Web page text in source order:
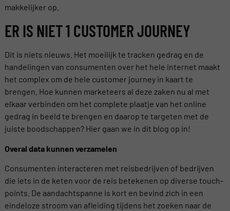
makkelijker op.
ER IS NIET 1 CUSTOMER JOURNEY
Dit is niets nieuws. Het moeilijk te tracken gedrag en de
handelingen van consumenten over het hele internet maakt
het complex om de hele customer journey in kaart te
brengen. Hoe kunnen marketeers al deze zaken nu al met
elkaar verbinden om het complete plaatje van het online
gedrag in beeld te brengen en daarop te targeten met de
juiste boodschappen? Hier gaan we in dit blog op in!
Overal data kunnen verzamelen
Consumenten interacteren met reisbedrijven of bedrijven
die iets in de keten voor de reis betekenen op diverse touch-
points. De aandachtspanne is kort en bevind zich in een
eindeloze stroom van afleiding tijdens het zoeken naar de